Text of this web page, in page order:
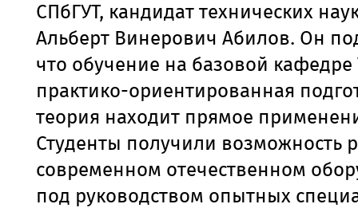
СПбГУТ, кандидат технических
Альберт Винерович Абилов. Он
что обучение на базовой кафедре
практико-ориентированная
теория находит прямое
Студенты получили возможность
современном отечественном
под руководством опытных